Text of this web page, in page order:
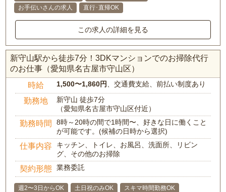
お手伝いさんの求人
直行･直帰OK
この求人の詳細を見る
新守山駅から徒歩7分！3DKマンションでのお掃除代行
のお仕事（愛知県名古屋市守山区）
時給 1,500〜1,860円 、交通費支給、前払い制度あり
勤務地
新守山 徒歩7分
（愛知県名古屋市守山区付近）
勤務時間
8時～20時の間で1時間〜、好きな日に働くこと
が可能です。(候補の日時から選択)
仕事内容
キッチン、トイレ、お風呂、洗面所、リビン
グ、その他のお掃除
契約形態 業務委託
週2〜3日からOK 土日祝のみOK
スキマ時間勤務OK